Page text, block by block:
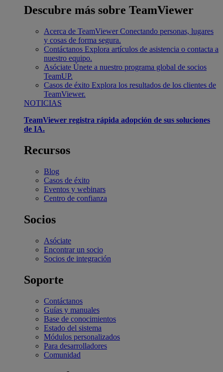
Descubre más sobre TeamViewer
Acerca de TeamViewer Conectando personas, lugares
y cosas de forma segura.
Contáctanos Explora artículos de asistencia o contacta a
nuestro equipo.
Asóciate Únete a nuestro programa global de socios
TeamUP.
Casos de éxito Explora los resultados de los clientes de
TeamViewer.
NOTICIAS
TeamViewer registra rápida adopción de sus soluciones
de IA.
Recursos
Blog
Casos de éxito
Eventos y webinars
Centro de confianza
Socios
Asóciate
Encontrar un socio
Socios de integración
Soporte
Contáctanos
Guías y manuales
Base de conocimientos
Estado del sistema
Módulos personalizados
Para desarrolladores
Comunidad